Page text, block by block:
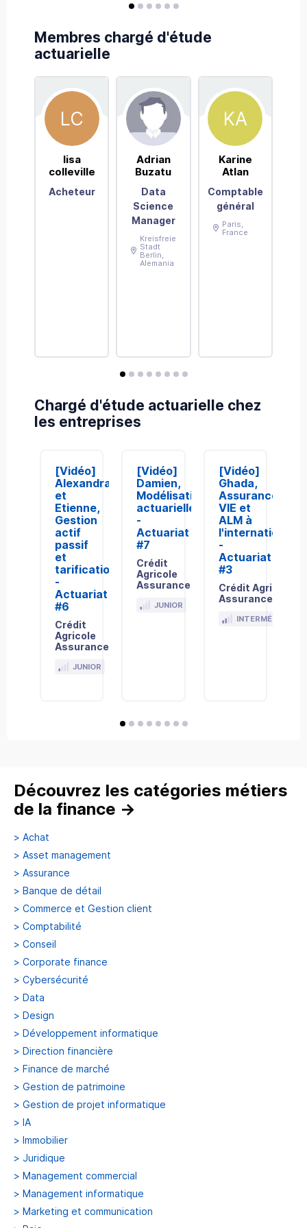
avisavisavisavisavisavis
Membres chargé d'étude
actuarielle
LC
lisa
colleville
Acheteur
Adrian
Buzatu
Data
Science
Manager
Kreisfreie
Stadt
Berlin
Alemania
KA
Karine
Atlan
Comptable
général
Paris
France
avisavisavisavisavisavisavisavis
Chargé d'étude actuarielle chez
les entreprises
[Vidéo]
Alexandra
et
Etienne,
Gestion
actif
passif
et
tarification
-
Actuariat
#6
Crédit
Agricole
Assurances
JUNIOR
[Vidéo]
Damien,
Modélisation
actuarielle
-
Actuariat
#7
Crédit
Agricole
Assurances
JUNIOR
Découvrir
[Vidéo]
Ghada,
Assurance
VIE et
ALM à
l'international
-
Actuariat
#3
Crédit Agricole
Assurances
INTERMÉDIAIRE
avisavisavisavisavisavisavisavis
Découvrez les catégories métiers
de la finance →
> Achat
> Asset management
> Assurance
> Banque de détail
> Commerce et Gestion client
> Comptabilité
> Conseil
> Corporate finance
> Cybersécurité
> Data
> Design
> Développement informatique
> Direction financière
> Finance de marché
> Gestion de patrimoine
> Gestion de projet informatique
> IA
> Immobilier
> Juridique
> Management commercial
> Management informatique
> Marketing et communication